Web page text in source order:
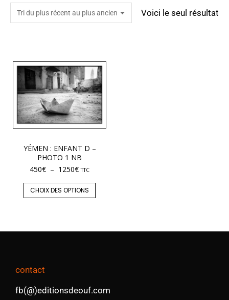
Voici le seul résultat
YÉMEN : ENFANT D –
PHOTO 1 NB
450€ – 1250€ TTC
CHOIX DES OPTIONS
contact
fb(@)editionsdeouf.com